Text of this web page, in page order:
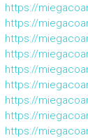
https://
https://
https://
https://
https://
https://
https://
https://
https://